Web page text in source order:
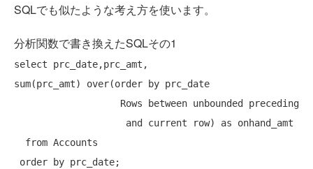
SQLでも似たような考え方を使います。
分析関数で書き換えたSQLその1
select prc_date,prc_amt,
sum(prc_amt) over(order by prc_date
Rows between unbounded preceding
and
current row) as onhand_amt
from Accounts
order
by